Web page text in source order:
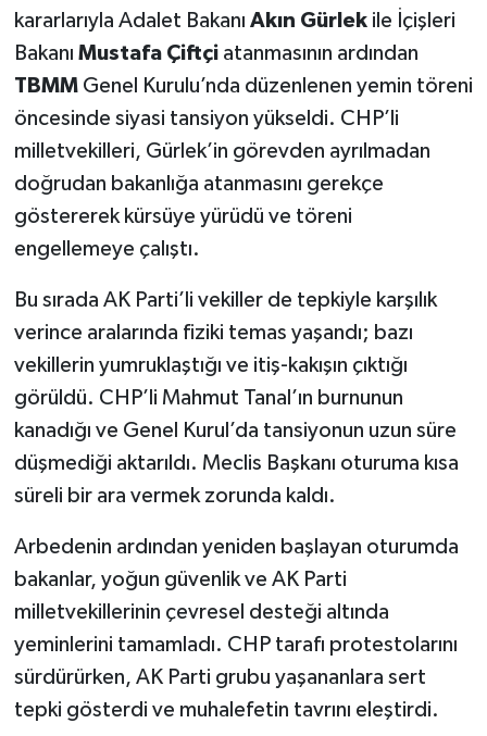
kararlarıyla Adalet Bakanı Akın Gürlekile İçişleri
Bakanı Mustafa Çiftçiatanmasının ardından
TBMMGenel Kurulu’nda düzenlenen yemin töreni
öncesinde siyasi tansiyon yükseldi. CHP’li
milletvekilleri, Gürlek’in görevden ayrılmadan
doğrudan bakanlığa atanmasını gerekçe
göstererek kürsüye yürüdü ve töreni
engellemeye çalıştı.
Bu sırada AK Parti’li vekiller de tepkiyle karşılık
verince aralarında fiziki temas yaşandı; bazı
vekillerin yumruklaştığı ve itiş-kakışın çıktığı
görüldü. CHP’li Mahmut Tanal’ın burnunun
kanadığı ve Genel Kurul’da tansiyonun uzun süre
düşmediği aktarıldı. Meclis Başkanı oturuma kısa
süreli bir ara vermek zorunda kaldı.
Arbedenin ardından yeniden başlayan oturumda
bakanlar, yoğun güvenlik ve AK Parti
milletvekillerinin çevresel desteği altında
yeminlerini tamamladı. CHP tarafı protestolarını
sürdürürken, AK Parti grubu yaşananlara sert
tepki gösterdi ve muhalefetin tavrını eleştirdi.